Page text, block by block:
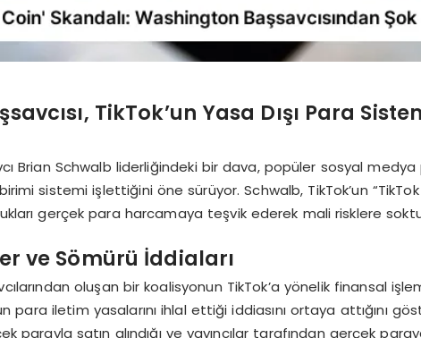
TikTok’un Yasa Dışı Para
Brian Schwalb liderliğindeki bir dava, popüler sosyal medya
sistemi işlettiğini öne sürüyor. Schwalb, TikTok’un “TikTok
gerçek para harcamaya teşvik ederek mali risklere
ve Sömürü İddiaları
oluşan bir koalisyonun TikTok’a yönelik finansal
iletim yasalarını ihlal ettiği iddiasını ortaya attığını
parayla satın alındığı ve yayıncılar tarafından gerçek